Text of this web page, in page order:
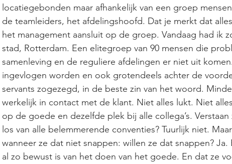
locatiegebonden maar afhankelijk van een groep
de teamleiders, het afdelingshoofd. Dat je merkt dat
het management aansluit op de groep. Vandaag had ik
stad, Rotterdam. Een elitegroep van 90 mensen die
samenleving en de reguliere afdelingen er niet uit
ingevlogen worden en ook grotendeels achter de
servants zogezegd, in de beste zin van het woord.
werkelijk in contact met de klant. Niet alles lukt. Niet
op de goede en dezelfde plek bij alle collega’s.
los van alle belemmerende conventies? Tuurlijk niet.
wanneer ze dat niet snappen: willen ze dat snappen?
al zo bewust is van het doen van het goede. En dat ze